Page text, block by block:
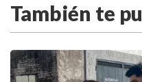
También te